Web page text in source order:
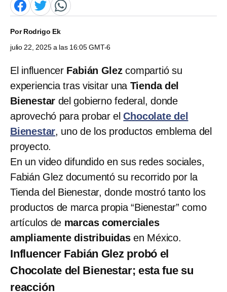
PorRodrigo Ek
julio 22, 2025 a las 16:05 GMT-6
El influencer Fabián Glezcompartió su
experiencia tras visitar una Tienda del
Bienestar del gobierno federal, donde
aprovechó para probar elChocolate del
Bienestar, uno de los productos emblema del
proyecto.
En un video difundido en sus redes sociales,
Fabián Glez documentó su recorrido por la
Tienda del Bienestar, donde mostró tanto los
productos de marca propia “Bienestar” como
artículos de marcas comerciales
ampliamente distribuidasen México.
Influencer Fabián Glez probó el
Chocolate del Bienestar; esta fue su
reacción